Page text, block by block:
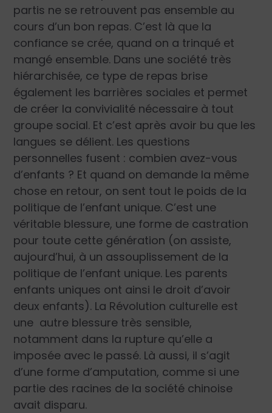
partis ne se retrouvent pas ensemble au
cours d’un bon repas. C’est là que la
confiance se crée, quand on a trinqué et
mangé ensemble. Dans une société très
hiérarchisée, ce type de repas brise
également les barrières sociales et permet
de créer la convivialité nécessaire à tout
groupe social. Et c’est après avoir bu que les
langues se délient. Les questions
personnelles fusent : combien avez-vous
d’enfants ? Et quand on demande la même
chose en retour, on sent tout le poids de la
politique de l’enfant unique. C’est une
véritable blessure, une forme de castration
pour toute cette génération (on assiste,
aujourd’hui, à un assouplissement de la
politique de l’enfant unique. Les parents
enfants uniques ont ainsi le droit d’avoir
deux enfants). La Révolution culturelle est
une autre blessure très sensible,
notamment dans la rupture qu’elle a
imposée avec le passé. Là aussi, il s’agit
d’une forme d’amputation, comme si une
partie des racines de la société chinoise
avait disparu.